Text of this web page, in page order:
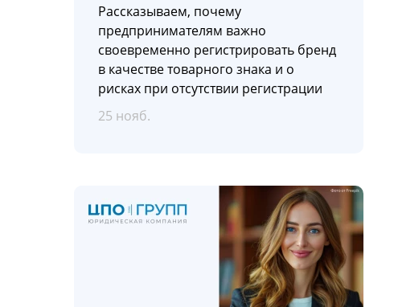
Рассказываем, почему
предпринимателям важно
своевременно регистрировать бренд
в качестве товарного знака и о
рисках при отсутствии регистрации
25 нояб.